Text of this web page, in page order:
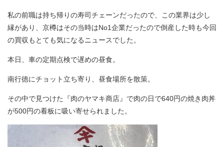
私の前職は持ち帰りの寿司チェーンだったので、この業界は少し
縁があり、京樽はその当時はNo1企業だったので倒産した時も今回
の買収もとても気になるニュースでした。
本日、車の定期点検で遅めの昼食。
南行徳にチョット立ち寄り、昼食場所を散策。
その中で見つけた『肉のヤマキ商店』で肉の日で640円の焼き肉丼
が500円の看板に吸い寄せられました。